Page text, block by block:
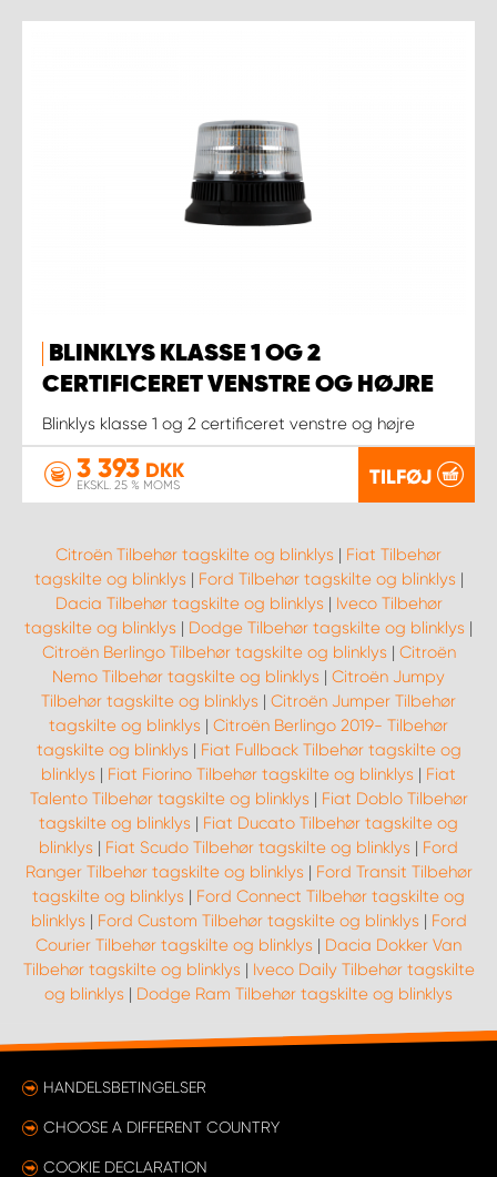
BLINKLYS KLASSE 1 OG 2
CERTIFICERET VENSTRE OG HØJRE
Blinklys klasse 1 og 2 certificeret venstre og højre
3 393 DKK
EKSKL. 25 % MOMS TILFØJ
Citroën Tilbehør tagskilte og blinklys | Fiat Tilbehør
tagskilte og blinklys | Ford Tilbehør tagskilte og blinklys |
Dacia Tilbehør tagskilte og blinklys | Iveco Tilbehør
tagskilte og blinklys | Dodge Tilbehør tagskilte og blinklys |
Citroën Berlingo Tilbehør tagskilte og blinklys | Citroën
Nemo Tilbehør tagskilte og blinklys | Citroën Jumpy
Tilbehør tagskilte og blinklys | Citroën Jumper Tilbehør
tagskilte og blinklys | Citroën Berlingo 2019- Tilbehør
tagskilte og blinklys | Fiat Fullback Tilbehør tagskilte og
blinklys | Fiat Fiorino Tilbehør tagskilte og blinklys | Fiat
Talento Tilbehør tagskilte og blinklys | Fiat Doblo Tilbehør
tagskilte og blinklys | Fiat Ducato Tilbehør tagskilte og
blinklys | Fiat Scudo Tilbehør tagskilte og blinklys | Ford
Ranger Tilbehør tagskilte og blinklys | Ford Transit Tilbehør
tagskilte og blinklys | Ford Connect Tilbehør tagskilte og
blinklys | Ford Custom Tilbehør tagskilte og blinklys | Ford
Courier Tilbehør tagskilte og blinklys | Dacia Dokker Van
Tilbehør tagskilte og blinklys | Iveco Daily Tilbehør tagskilte
og blinklys | Dodge Ram Tilbehør tagskilte og blinklys
HANDELSBETINGELSER
CHOOSE A DIFFERENT COUNTRY
COOKIE DECLARATION